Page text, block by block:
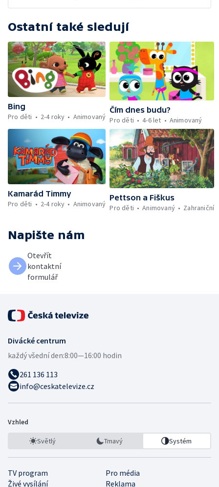
Ostatní také sledují
Bing
Pro děti
2-4 roky Animovaný
Čím dnes budu?
Pro děti
4-6 let Animovaný
Kamarád Timmy
Pro děti
2-4 roky Animovaný
Pettson a Fiškus
Pro děti
Animovaný Zahraniční
Napište nám
Otevřít
kontaktní
formulář
Divácké centrum
každý všední den:8:00—16:00 hodin
261 136 113
info@ceskatelevize.cz
Vzhled
Světlý Tmavý Systém
TV program
Pro média
Živé vysílání
Reklama